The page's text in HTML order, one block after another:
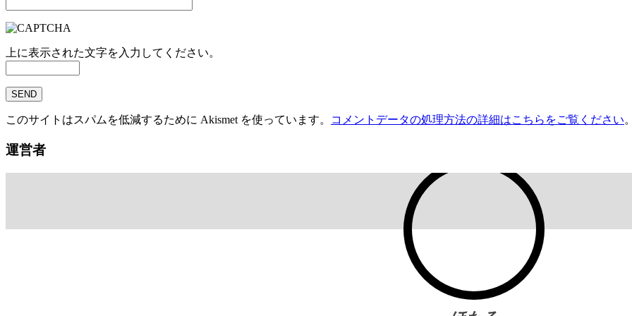
上に表示された文字を入力してください。
このサイトはスパムを低減するために Akismet を使っています。 コメントデータの処理方法の詳細はこちらをご覧ください
運営者